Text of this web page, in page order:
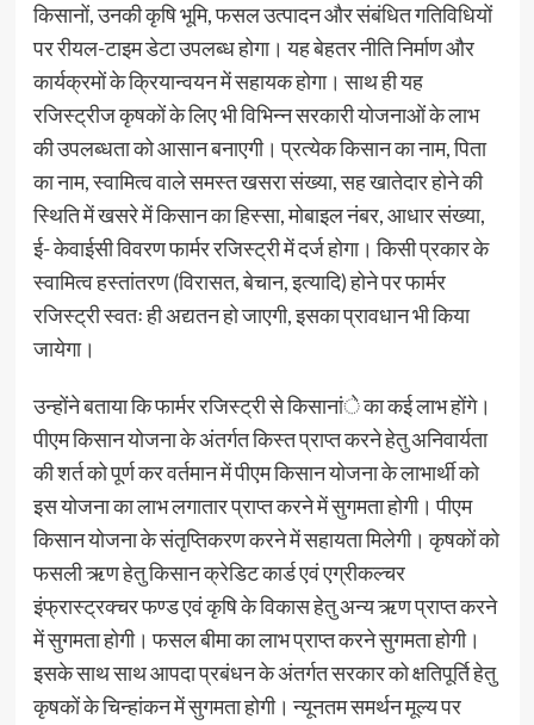
किसानों, उनकी कृषि भूमि, फसल उत्पादन और संबंधित गतिविधियों
पर रीयल-टाइम डेटा उपलब्ध होगा। यह बेहतर नीति निर्माण और
कार्यक्रमों के क्रियान्वयन में सहायक होगा। साथ ही यह
रजिस्ट्रीज कृषकों के लिए भी विभिन्न सरकारी योजनाओं के लाभ
की उपलब्धता को आसान बनाएगी। प्रत्येक किसान का नाम, पिता
का नाम, स्वामित्व वाले समस्त खसरा संख्या, सह खातेदार होने की
स्थिति में खसरे में किसान का हिस्सा, मोबाइल नंबर, आधार संख्या,
ई- केवाईसी विवरण फार्मर रजिस्ट्री में दर्ज होगा। किसी प्रकार के
स्वामित्व हस्तांतरण (विरासत, बेचान, इत्यादि) होने पर फार्मर
रजिस्ट्री स्वतः ही अद्यतन हो जाएगी, इसका प्रावधान भी किया
जायेगा।
उन्होंने बताया कि फार्मर रजिस्ट्री से किसानांे का कई लाभ होंगे।
पीएम किसान योजना के अंतर्गत किस्त प्राप्त करने हेतु अनिवार्यता
की शर्त को पूर्ण कर वर्तमान में पीएम किसान योजना के लाभार्थी को
इस योजना का लाभ लगातार प्राप्त करने में सुगमता होगी। पीएम
किसान योजना के संतृप्तिकरण करने में सहायता मिलेगी। कृषकों को
फसली ऋण हेतु किसान क्रेडिट कार्ड एवं एग्रीकल्चर
इंफ्रास्ट्रक्चर फण्ड एवं कृषि के विकास हेतु अन्य ऋण प्राप्त करने
में सुगमता होगी। फसल बीमा का लाभ प्राप्त करने सुगमता होगी।
इसके साथ साथ आपदा प्रबंधन के अंतर्गत सरकार को क्षतिपूर्ति हेतु
कृषकों के चिन्हांकन में सुगमता होगी। न्यूनतम समर्थन मूल्य पर